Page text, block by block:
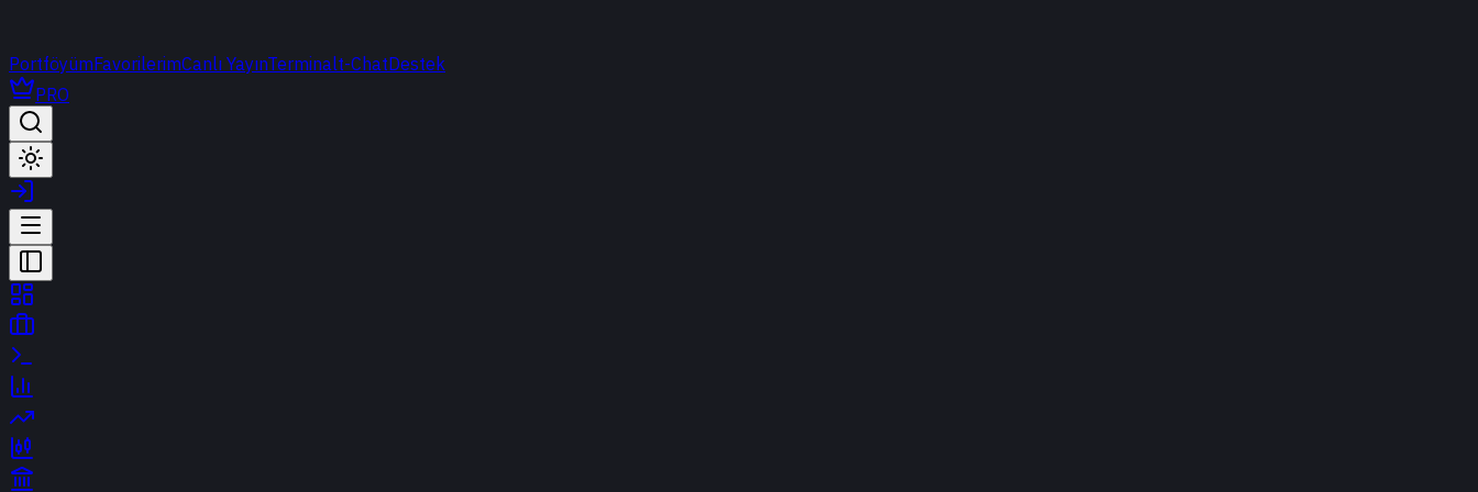
PortföyümFavorilerimCanlı YayınTerminalt-ChatDestek
PRO